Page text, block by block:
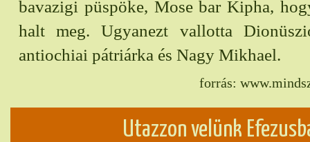
bavazigi püspöke, Mose bar Kipha,
halt meg. Ugyanezt vallotta
antiochiai pátriárka és Nagy Mikhael.
forrás:
Utazzon velünk